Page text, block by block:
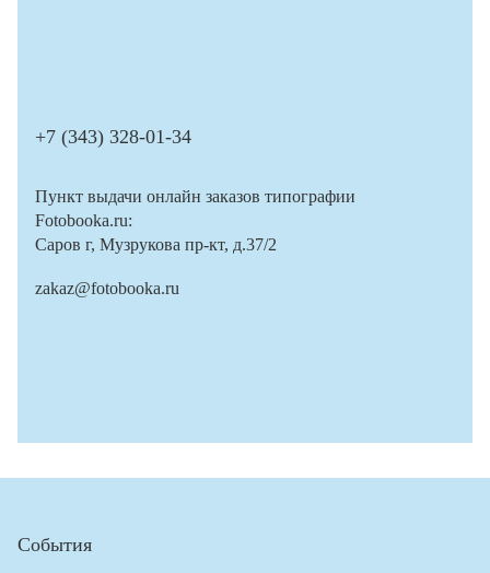
+7 (343) 328-01-34
Пункт выдачи онлайн заказов типографии
Fotobooka.ru:
Саров г, Музрукова пр-кт, д.37/2
zakaz@fotobooka.ru
События